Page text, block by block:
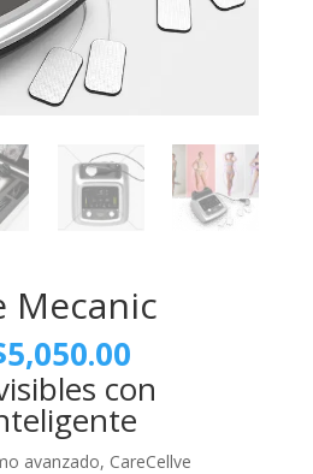
Mecanic
5,050.00Current
price
is:
$5,050.00.
con
avanzado, CareCellve